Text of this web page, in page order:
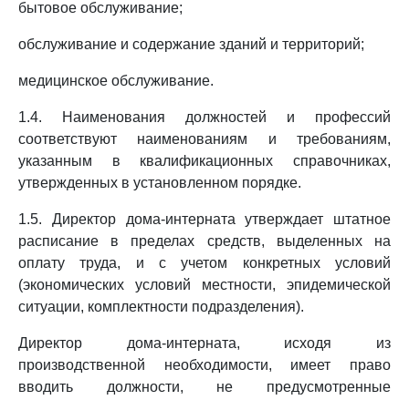
бытовое обслуживание;
обслуживание и содержание зданий и территорий;
медицинское обслуживание.
1.4. Наименования должностей и профессий
соответствуют наименованиям и требованиям,
указанным в квалификационных справочниках,
утвержденных в установленном порядке.
1.5. Директор дома-интерната утверждает штатное
расписание в пределах средств, выделенных на
оплату труда, и с учетом конкретных условий
(экономических условий местности, эпидемической
ситуации, комплектности подразделения).
Директор дома-интерната, исходя из
производственной необходимости, имеет право
вводить должности, не предусмотренные